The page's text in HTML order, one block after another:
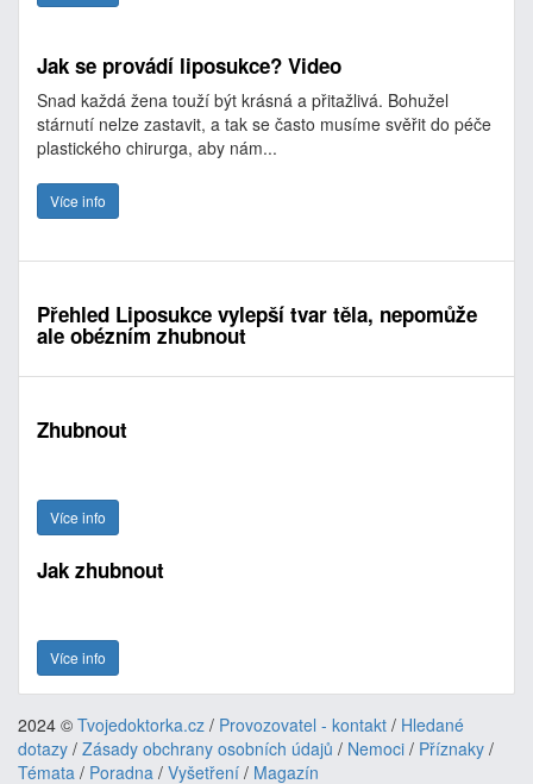
Jak se provádí liposukce? Video
Snad každá žena touží být krásná a přitažlivá. Bohužel
stárnutí nelze zastavit, a tak se často musíme svěřit do péče
plastického chirurga, aby nám...
Více info
Přehled Liposukce vylepší tvar těla, nepomůže
ale obézním zhubnout
Zhubnout
Více info
Jak zhubnout
Více info
2024 © Tvojedoktorka.cz / Provozovatel - kontakt / Hledané
dotazy / Zásady obchrany osobních údajů / Nemoci / Příznaky /
Témata / Poradna / Vyšetření / Magazín